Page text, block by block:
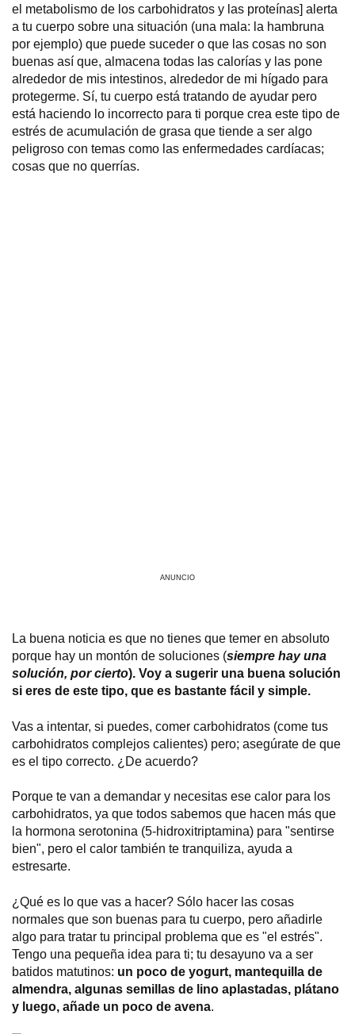
el metabolismo de los carbohidratos y las proteínas] alerta
a tu cuerpo sobre una situación (una mala: la hambruna
por ejemplo) que puede suceder o que las cosas no son
buenas así que, almacena todas las calorías y las pone
alrededor de mis intestinos, alrededor de mi hígado para
protegerme. Sí, tu cuerpo está tratando de ayudar pero
está haciendo lo incorrecto para ti porque crea este tipo de
estrés de acumulación de grasa que tiende a ser algo
peligroso con temas como las enfermedades cardíacas;
cosas que no querrías.
ANUNCIO
La buena noticia es que no tienes que temer en absoluto
porque hay un montón de soluciones (siempre hay una
solución, por cierto). Voy a sugerir una buena solución
si eres de este tipo, que es bastante fácil y simple.
Vas a intentar, si puedes, comer carbohidratos (come tus
carbohidratos complejos calientes) pero; asegúrate de que
es el tipo correcto. ¿De acuerdo?
Porque te van a demandar y necesitas ese calor para los
carbohidratos, ya que todos sabemos que hacen más que
la hormona serotonina (5-hidroxitriptamina) para "sentirse
bien", pero el calor también te tranquiliza, ayuda a
estresarte.
¿Qué es lo que vas a hacer? Sólo hacer las cosas
normales que son buenas para tu cuerpo, pero añadirle
algo para tratar tu principal problema que es "el estrés".
Tengo una pequeña idea para ti; tu desayuno va a ser
batidos matutinos: un poco de yogurt, mantequilla de
almendra, algunas semillas de lino aplastadas, plátano
y luego, añade un poco de avena.